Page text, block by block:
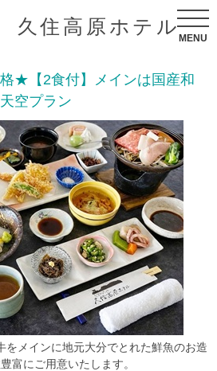
久住高原ホテル
MENU
★【2食付】メインは国産和
空プラン
をメインに地元大分でとれた鮮魚のお造
富にご用意いたします。